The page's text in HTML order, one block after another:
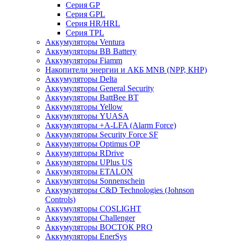
Cерия GP
Серия GPL
Серия HR/HRL
Серия TPL
Аккумуляторы Ventura
Аккумуляторы BB Battery
Аккумуляторы Fiamm
Накопители энергии и АКБ MNB (NPP, КНР)
Аккумуляторы Delta
Аккумуляторы General Security
Аккумуляторы BattBee BT
Аккумуляторы Yellow
Аккумуляторы YUASA
Аккумуляторы +A-LFA (Alarm Force)
Аккумуляторы Security Force SF
Аккумуляторы Optimus OP
Аккумуляторы RDrive
Аккумуляторы UPlus US
Аккумуляторы ETALON
Аккумуляторы Sonnenschein
Аккумуляторы С&D Technologies (Johnson
Controls)
Аккумуляторы COSLIGHT
Аккумуляторы Challenger
Аккумуляторы ВОСТОК PRO
Аккумуляторы EnerSys